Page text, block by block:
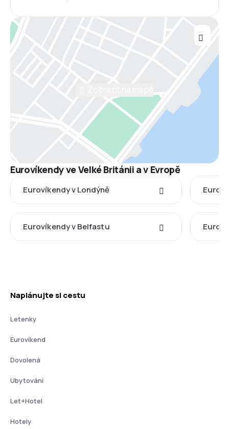
Eurovíkendy ve Velké Británii a v Evropě
Eurovíkendy v Londýně
Eurovíkendy v Belfastu
Naplánujte si cestu
Letenky
Eurovíkend
Dovolená
Ubytování
Let+Hotel
Hotely